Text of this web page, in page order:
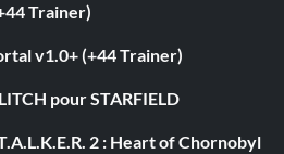
Trainer)
v1.0+ (+44 Trainer)
pour STARFIELD
2 : Heart of Chornobyl